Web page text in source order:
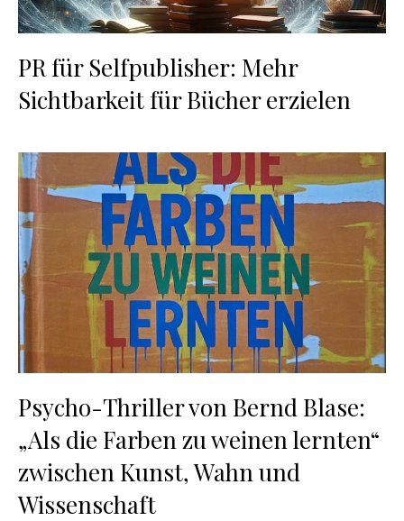
PR für Selfpublisher: Mehr
Sichtbarkeit für Bücher erzielen
Psycho-Thriller von Bernd Blase:
„Als die Farben zu weinen lernten“
zwischen Kunst, Wahn und
Wissenschaft